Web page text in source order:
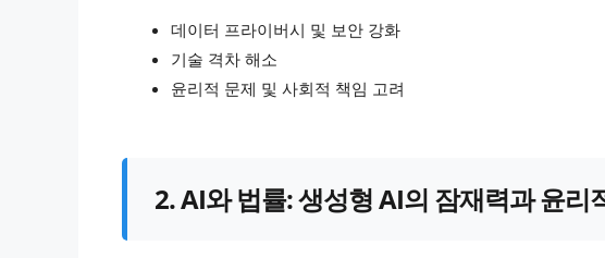
데이터 프라이버시 및 보안 강화
기술 격차 해소
윤리적 문제 및 사회적 책임 고려
2. AI와 법률: 생성형 AI의 잠재력과 윤리